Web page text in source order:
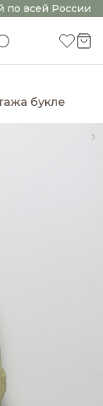
по всей России
букле